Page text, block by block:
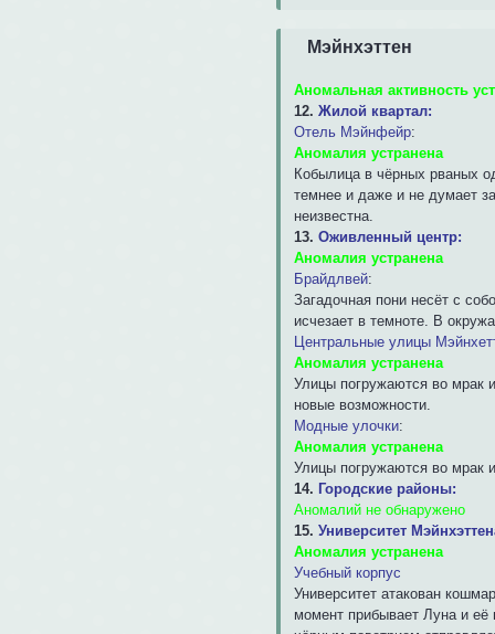
Мэйнхэттен
Аномальная активность
12. Жилой квартал:
Отель Мэйнфейр:
Аномалия устранена
Кобылица в чёрных рваных
темнее и даже и не думает
неизвестна.
13. Оживленный центр:
Аномалия устранена
Брайдлвей:
Загадочная пони несёт с
исчезает в темноте. В
Центральные улицы
Аномалия устранена
Улицы погружаются во мрак
новые возможности.
Модные улочки:
Аномалия устранена
Улицы погружаются во мрак
14. Городские районы:
Аномалий не обнаружено
15. Университет
Аномалия устранена
Учебный корпус
Университет атакован
момент прибывает Луна и её